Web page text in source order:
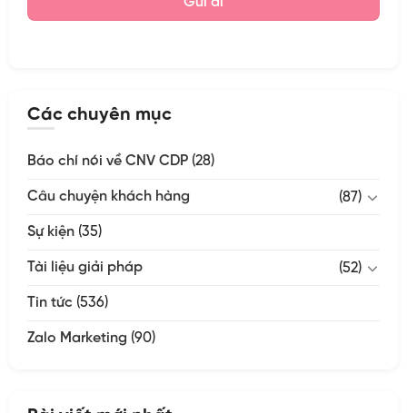
Các chuyên mục
Báo chí nói về CNV CDP(28)
Câu chuyện khách hàng (87)
Sự kiện(35)
Tài liệu giải pháp (52)
Tin tức (536)
Zalo Marketing (90)